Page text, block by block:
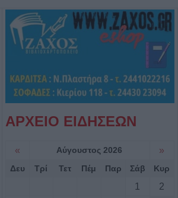
RSS
Επικοινωνία με το
ΑΡΧΕΙΟ ΕΙΔΗΣΕΩΝ
« Αύγουστος 2026 »
Δευ Τρί Τετ Πέμ Παρ Σάβ Κυρ
1
2